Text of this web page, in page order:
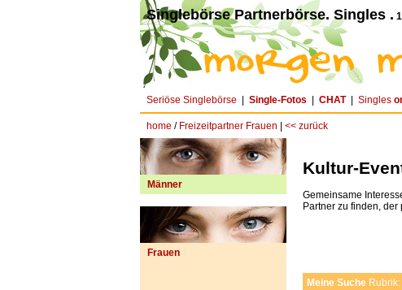
Singlebörse Partnerbörse. Singles .
Seriöse Singlebörse Single-Fotos CHAT| Singles
home / Freizeitpartner Frauen << zurück
Männer
Frauen
Kultur-
Gemeinsame
Partner zu finden,
Meine Suche Rubrik: